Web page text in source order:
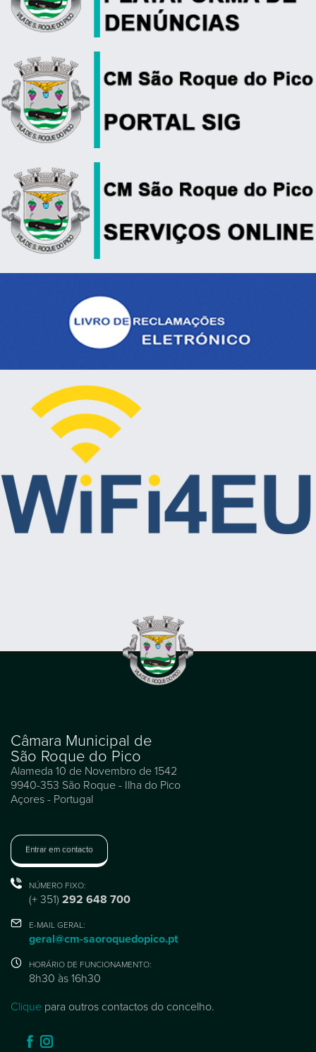
Câmara Municipal de
São Roque do Pico
Alameda 10 de Novembro de 1542
9940-353 São Roque - Ilha do Pico
Açores - Portugal
Entrar em contacto
NÚMERO FIXO:
(+ 351) 292 648 700
E-MAIL GERAL:
geral@cm-saoroquedopico.pt
HORÁRIO DE FUNCIONAMENTO:
8h30 às 16h30
Clique para outros contactos do concelho.